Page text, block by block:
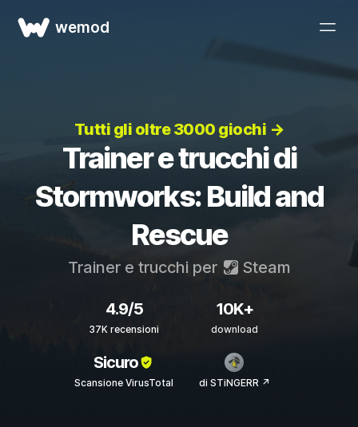
wemod
Tutti gli oltre 3000 giochi →
Trainer e trucchi di
Stormworks: Build and
Rescue
Trainer e trucchi per Steam
4.9/5
37K recensioni
10K+
download
Sicuro
Scansione VirusTotal di STiNGERR ↗